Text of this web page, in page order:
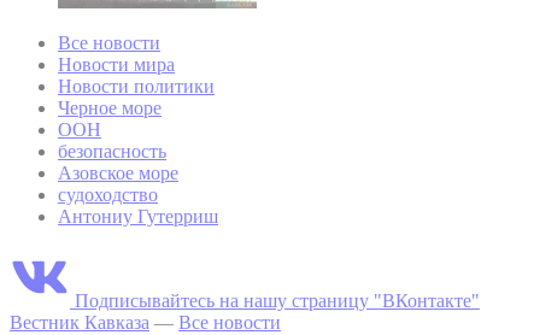
Все новости
Новости мира
Новости политики
Черное море
ООН
безопасность
Азовское море
судоходство
Антониу Гутерриш
Подписывайтесь на нашу страницу "ВКонтакте"
Вестник Кавказа — Все новости